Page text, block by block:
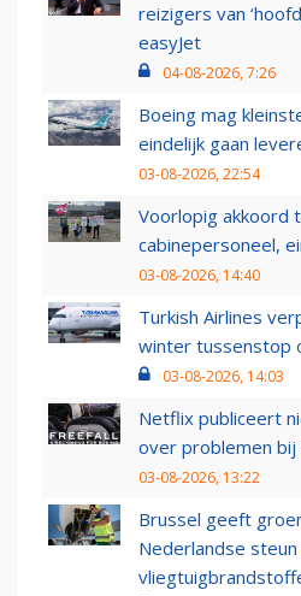
reizigers van
easyJet
04-08-2026, 7:26
Boeing mag
eindelijk gaan
03-08-2026, 22:54
Voorlopig akkoord
cabinepersoneel,
03-08-2026, 14:40
Turkish Airlines
winter tussenstop
03-08-2026, 14:03
Netflix publiceert
over problemen bij
03-08-2026, 13:22
Brussel geeft
Nederlandse